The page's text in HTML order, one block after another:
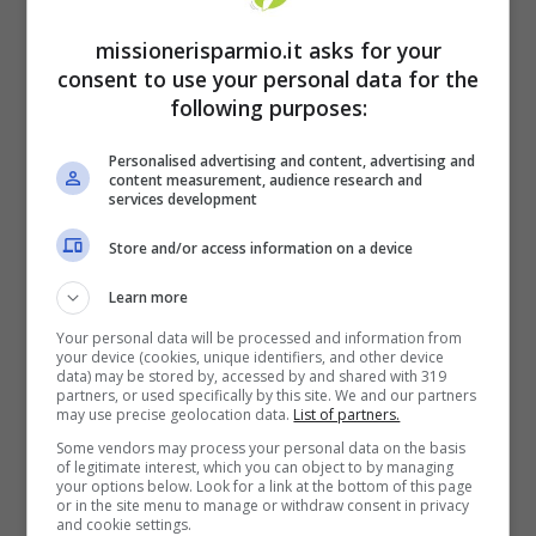
A seconda delle promozioni in corso, i 30
giorni di prova iniziale di Spotify Premium
potrebbero essere sostituiti da altre formule,
come ad esempio quella che propone
mesi di Spotify Premium a 0,99 euro.
caso, non potrai avere la versione Premium
di Spotify completamente gratis, ma dovrai
versare subito una piccola somma di denaro
(gli 0,99 euro) per avere più mesi di
abbonamento. Inoltre, esistono delle
missionerisparmio.it asks for your
consent to use your personal data for the
following purposes:
Personalised advertising and content, advertising and
content measurement, audience research and
services development
Store and/or access information on a device
Learn more
Your personal data will be processed and information from
your device (cookies, unique identifiers, and other device
data) may be stored by, accessed by and shared with 319
partners, or used specifically by this site. We and our partners
may use precise geolocation data. List of partners.
Some vendors may process your personal data on the basis
of legitimate interest, which you can object to by managing
your options below. Look for a link at the bottom of this page
or in the site menu to manage or withdraw consent in privacy
and cookie settings.